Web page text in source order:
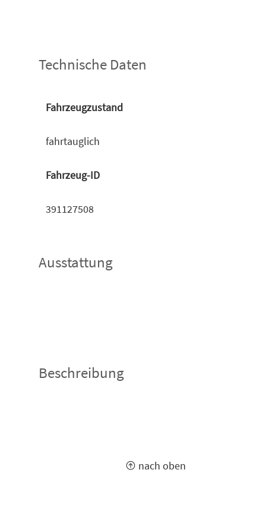
Technische Daten
Fahrzeugzustand
fahrtauglich
Fahrzeug-ID
391127508
Ausstattung
Beschreibung
nach oben